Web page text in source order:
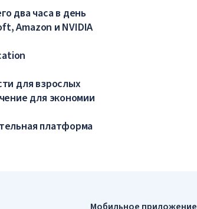
два часа в день
Amazon и NVIDIA
для взрослых
для экономии
платформа